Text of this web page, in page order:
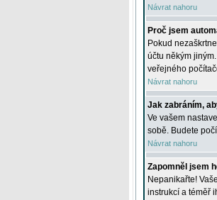
Návrat nahoru
Proč jsem
Pokud
účtu někým
veřejného
Návrat nahoru
Jak zabráním,
Ve vašem
sobě. Budete
Návrat nahoru
Zapomněl jsem
Nepanikařte!
instrukcí a téměř